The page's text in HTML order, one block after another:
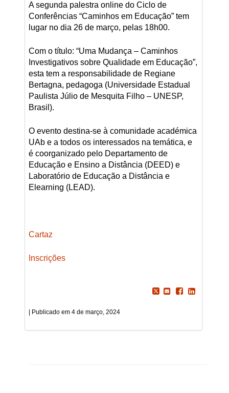
A segunda palestra online do Ciclo de
Conferências “Caminhos em Educação” tem
lugar no dia 26 de março, pelas 18h00.
Com o título: “Uma Mudança – Caminhos
Investigativos sobre Qualidade em Educação”,
esta tem a responsabilidade de Regiane
Bertagna, pedagoga (Universidade Estadual
Paulista Júlio de Mesquita Filho – UNESP,
Brasil).
O evento destina-se à comunidade académica
UAb e a todos os interessados na temática, e
é coorganizado pelo Departamento de
Educação e Ensino a Distância (DEED) e
Laboratório de Educação a Distância e
Elearning (LEAD).
Cartaz
Inscrições
4 de março, 2024